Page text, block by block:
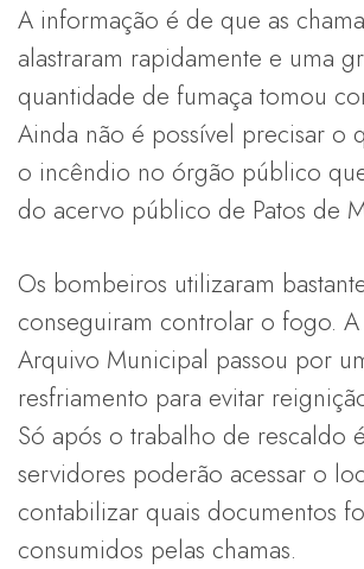
A informação é de que as
alastraram rapidamente e uma
quantidade de fumaça tomou
Ainda não é possível precisar o
o incêndio no órgão público
do acervo público de Patos de
Os bombeiros utilizaram
conseguiram controlar o fogo.
Arquivo Municipal passou por
resfriamento para evitar
Só após o trabalho de rescaldo
servidores poderão acessar o
contabilizar quais documentos
consumidos pelas chamas.